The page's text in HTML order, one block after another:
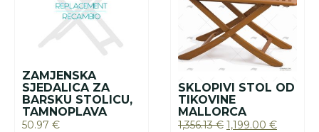
ZAMJENSKA
SJEDALICA ZA
BARSKU STOLICU,
TAMNOPLAVA
50.97 €
SKLOPIVI STOL OD
TIKOVINE
MALLORCA
1,356.13€ 1,199.00 €